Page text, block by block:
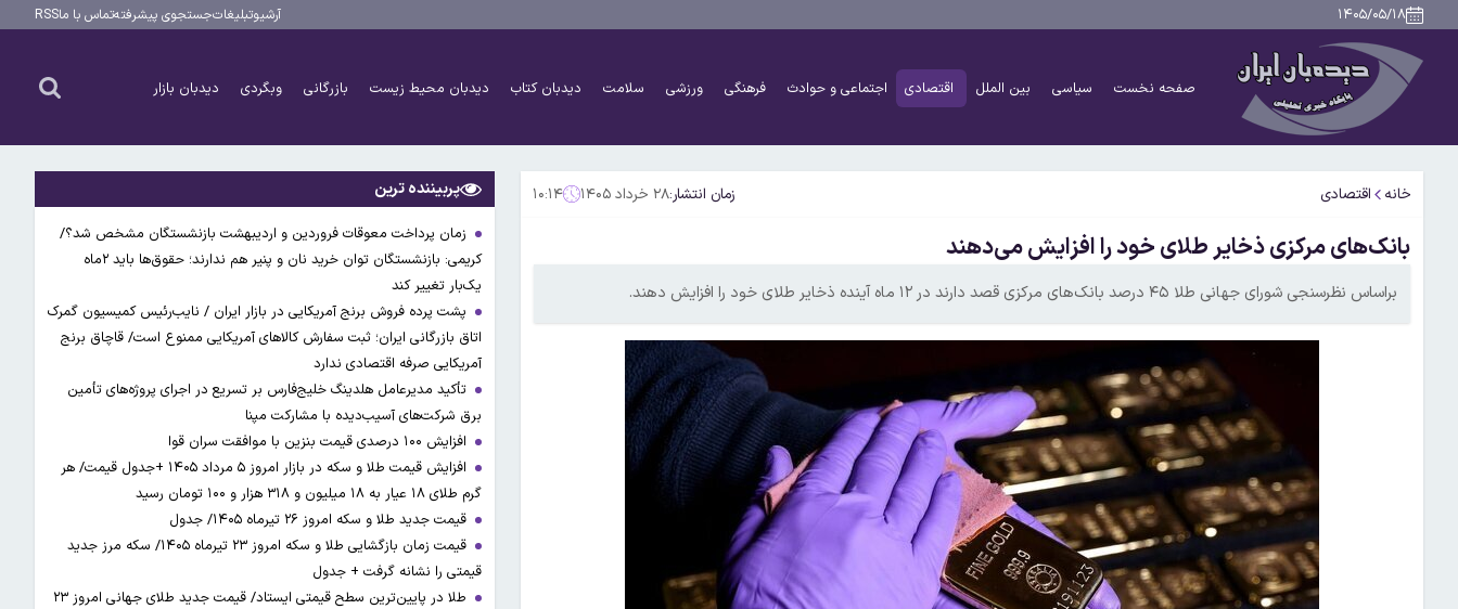
۱۴۰۵/۰۵/۱۸ آرشیوتبلیغاتجستجوی پیشرفتهتماس با ماRSS
صفحه نخست سیاسی بین الملل اقتصادی اجتماعی و حوادث فرهنگی ورزشی سلامت دیدبان کتاب دیدبان محیط زیست بازرگانی وبگردی دیدبان بازار
خانه اقتصادی زمان انتشار:۲۸ خرداد ۱۴۰۵ ۱۰:۱۴
بانک‌های مرکزی ذخایر طلای خود را افزایش می‌دهند
براساس نظرسنجی شورای جهانی طلا ۴۵ درصد بانک‌های مرکزی قصد دارند در ۱۲ ماه آینده ذخایر طلای خود را افزایش دهند.
پربیننده ترین
زمان پرداخت معوقات فروردین و اردیبهشت بازنشستگان مشخص شد؟/
کریمی: بازنشستگان توان خرید نان و پنیر هم ندارند؛ حقوق‌ها باید ۲ماه
یک‌بار تغییر کند
پشت پرده فروش برنج آمریکایی در بازار ایران / نایب‌رئیس کمیسیون گمرک
اتاق بازرگانی ایران؛ ثبت سفارش کالاهای آمریکایی ممنوع است/ قاچاق برنج
آمریکایی صرفه اقتصادی ندارد
تأکید مدیرعامل هلدینگ خلیج‌فارس بر تسریع در اجرای پروژه‌های تأمین
برق شرکت‌های آسیب‌دیده با مشارکت مپنا
افزایش ۱۰۰ درصدی قیمت بنزین با موافقت سران قوا
افزایش قیمت طلا و سکه در بازار امروز ۵ مرداد ۱۴۰۵ +جدول قیمت/ هر
گرم طلای ۱۸ عیار به ۱۸ میلیون و ۳۱۸ هزار و ۱۰۰ تومان رسید
قیمت جدید طلا و سکه امروز ۲۶ تیرماه ۱۴۰۵/ جدول
قیمت زمان بازگشایی طلا و سکه امروز ۲۳ تیرماه ۱۴۰۵/ سکه مرز جدید
قیمتی را نشانه گرفت + جدول
طلا در پایین‌ترین سطح قیمتی ایستاد/ قیمت جدید طلای جهانی امروز ۲۳